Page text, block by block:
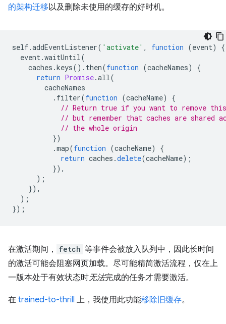
的架构迁移以及删除未使用的缓存的好时机。
self.addEventListener( 'activate' , function (event)
{
event.waitUntil(
caches .keys(). then(function (cacheNames)
{
return Promise.all(
cacheNames
. filter(function (cacheName)
{
// Return true if you want to remove
// but remember that caches are shared
// the whole origin
})
.map(function (cacheName)
{
return caches .delete(cacheName);
}),
);
}),
);
});
在激活期间， fetch 等事件会被放入队列中，因此长时间
的激活可能会阻塞网页加载。尽可能精简激活流程，仅在上
一版本处于有效状态时无法完成的任务才需要激活。
在 trained-to-thrill 上，我使用此功能移除旧缓存。